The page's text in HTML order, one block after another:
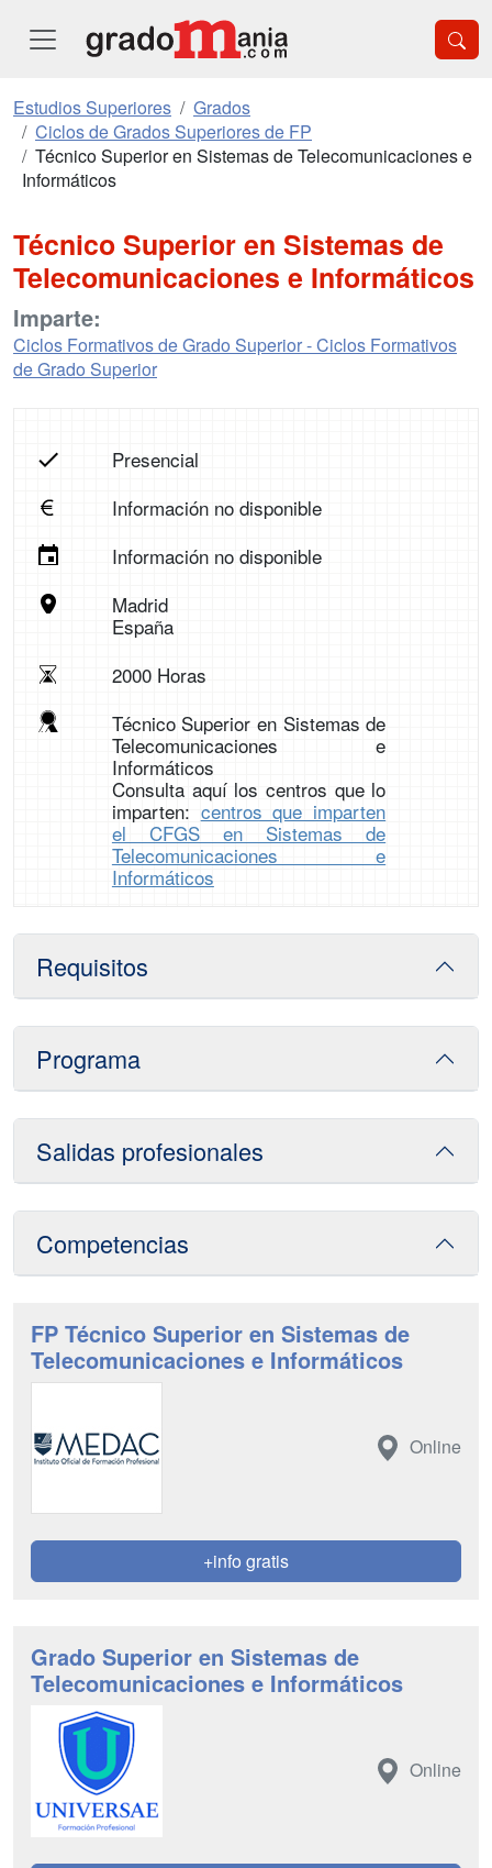
Estudios Superiores
Grados
Ciclos de Grados Superiores de FP
Técnico Superior en Sistemas de Telecomunicaciones e
Informáticos
Técnico Superior en Sistemas de
Telecomunicaciones e Informáticos
Imparte:
Ciclos Formativos de Grado Superior - Ciclos Formativos
de Grado Superior
Presencial
Información no disponible
Información no disponible
Madrid
España
2000 Horas
Técnico Superior en Sistemas de
Telecomunicaciones e
Informáticos
Consulta aquí los centros que lo
imparten: centros que imparten
el CFGS en Sistemas de
Telecomunicaciones e
Informáticos
Requisitos
Programa
Salidas profesionales
Competencias
FP Técnico Superior en Sistemas de
Telecomunicaciones e Informáticos
Online
+info gratis
Grado Superior en Sistemas de
Telecomunicaciones e Informáticos
Online